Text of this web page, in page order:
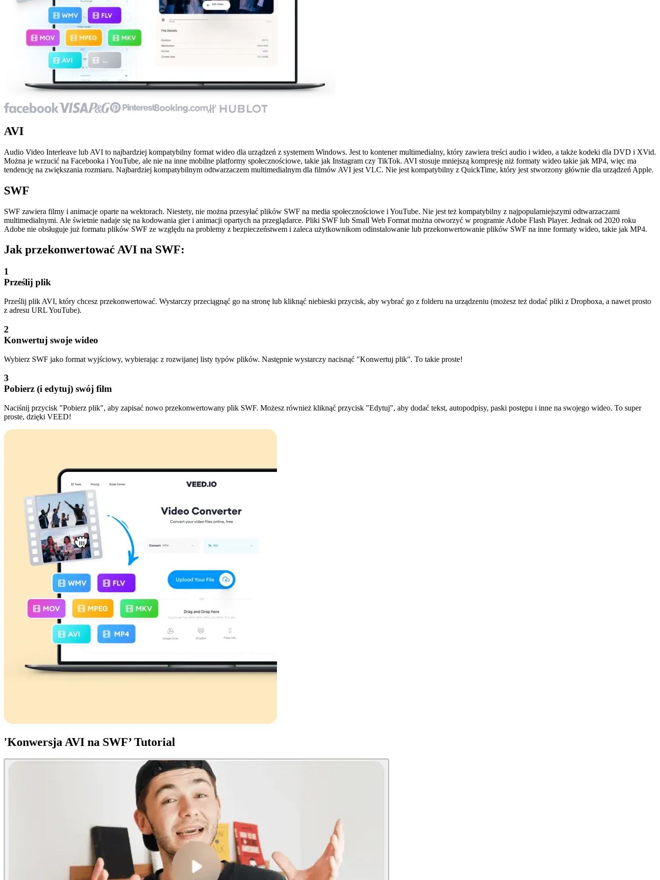
AVI
Audio Video Interleave lub AVI to najbardziej kompatybilny format wideo dla urządzeń z systemem Windows. Jest to kontener multimedialny, który zawiera treści audio i wideo, a także kodeki dla DVD i XVid.
Można je wrzucić na Facebooka i YouTube, ale nie na inne mobilne platformy społecznościowe, takie jak Instagram czy TikTok. AVI stosuje mniejszą kompresję niż formaty wideo takie jak MP4, więc ma
tendencję na zwiększania rozmiaru. Najbardziej kompatybilnym odtwarzaczem multimedialnym dla filmów AVI jest VLC. Nie jest kompatybilny z QuickTime, który jest stworzony głównie dla urządzeń Apple.
SWF
SWF zawiera filmy i animacje oparte na wektorach. Niestety, nie można przesyłać plików SWF na media społecznościowe i YouTube. Nie jest też kompatybilny z najpopularniejszymi odtwarzaczami
multimedialnymi. Ale świetnie nadaje się na kodowania gier i animacji opartych na przeglądarce. Pliki SWF lub Small Web Format można otworzyć w programie Adobe Flash Player. Jednak od 2020 roku
Adobe nie obsługuje już formatu plików SWF ze względu na problemy z bezpieczeństwem i zaleca użytkownikom odinstalowanie lub przekonwertowanie plików SWF na inne formaty wideo, takie jak MP4.
Jak przekonwertować AVI na SWF:
1
Prześlij plik
Prześlij plik AVI, który chcesz przekonwertować. Wystarczy przeciągnąć go na stronę lub kliknąć niebieski przycisk, aby wybrać go z folderu na urządzeniu (możesz też dodać pliki z Dropboxa, a nawet prosto
z adresu URL YouTube).
2
Konwertuj swoje wideo
Wybierz SWF jako format wyjściowy, wybierając z rozwijanej listy typów plików. Następnie wystarczy nacisnąć "Konwertuj plik". To takie proste!
3
Pobierz (i edytuj) swój film
Naciśnij przycisk "Pobierz plik", aby zapisać nowo przekonwertowany plik SWF. Możesz również kliknąć przycisk "Edytuj", aby dodać tekst, autopodpisy, paski postępu i inne na swojego wideo. To super
proste, dzięki VEED!
'Konwersja AVI na SWF’ Tutorial